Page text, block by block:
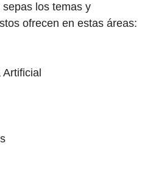
los temas y
ofrecen en estas áreas: